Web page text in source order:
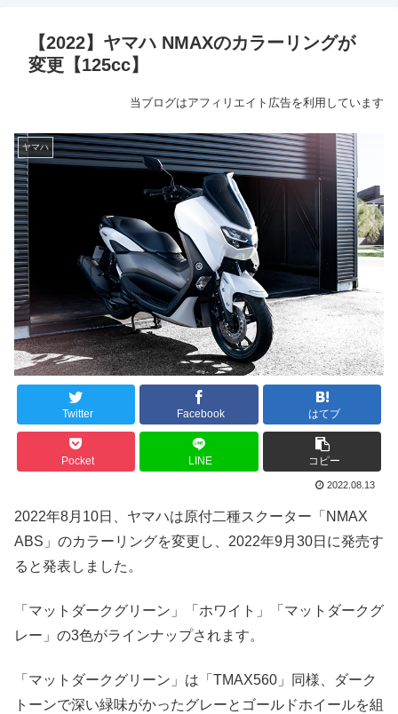
【2022】ヤマハ NMAXのカラーリングが
変更【125cc】
当ブログはアフィリエイト広告を利用しています
ヤマハ
Twitter Facebook はてブ
Pocket LINE コピー
2022.08.13
2022年8月10日、ヤマハは原付二種スクーター「NMAX
ABS」のカラーリングを変更し、2022年9月30日に発売す
ると発表しました。
「マットダークグリーン」「ホワイト」「マットダークグ
レー」の3色がラインナップされます。
「マットダークグリーン」は「TMAX560」同様、ダーク
トーンで深い緑味がかったグレーとゴールドホイールを組